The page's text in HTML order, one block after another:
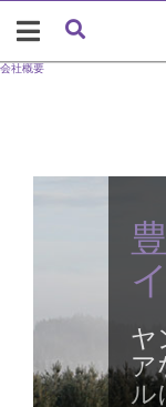
会社概要
ヤ
ア
ル